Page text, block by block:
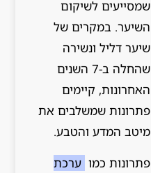
שמסייעים לשיקום
השיער. במקרים של
שיער דליל ונשירה
שהחלה ב-7 השנים
האחרונות, קיימים
פתרונות שמשלבים את
מיטב המדע והטבע.
פתרונות כמו ערכת